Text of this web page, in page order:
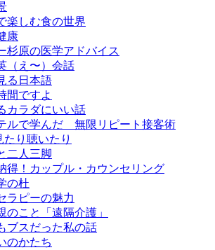
楽しむ食の世界
康
杉原の医学アドバイス
（え〜）会話
る日本語
間ですよ
カラダにいい話
ルで学んだ 無限リピート接客術
り聴いたり
二人三脚
得！カップル・カウンセリング
の杜
ラピーの魅力
のこと「遠隔介護」
ブスだった私の話
のかたち